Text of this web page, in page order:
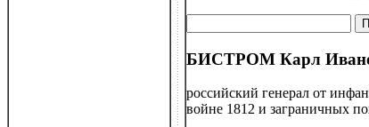
БИСТРОМ Карл
российский генерал от
войне 1812 и заграничных